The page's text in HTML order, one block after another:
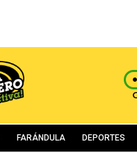
FARÁNDULA DEPORTES